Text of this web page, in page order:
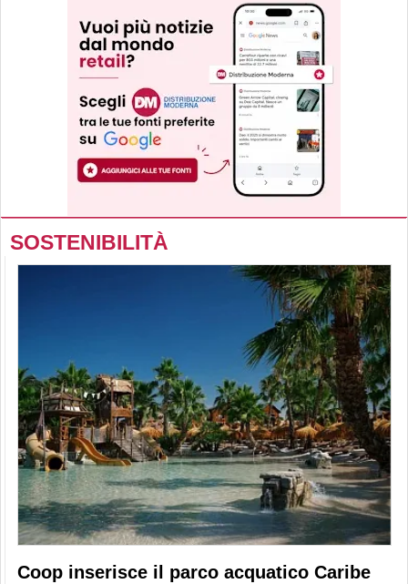
SOSTENIBILITÀ
Coop inserisce il parco acquatico Caribe